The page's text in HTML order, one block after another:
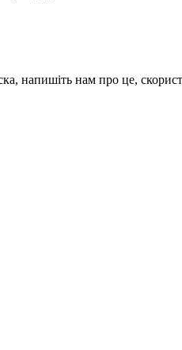
напишіть нам про це,